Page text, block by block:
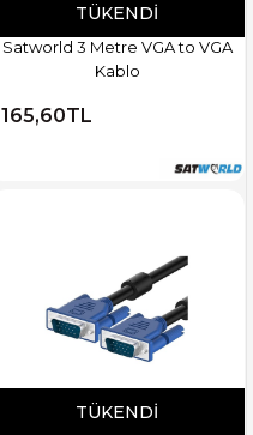
TÜKENDI
Satworld 3 Metre VGA to VGA
Kablo
165,60TL
TÜKENDI